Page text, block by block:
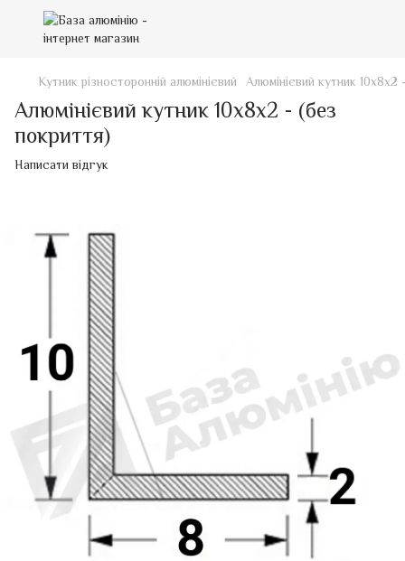
Кутник різносторонній алюмінієвий Алюмінієвий кутник
Алюмінієвий кутник 10х8х2 - (без
покриття)
Написати відгук